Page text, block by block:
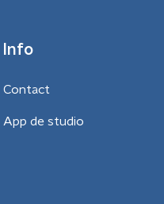
Info
Contact
App de studio